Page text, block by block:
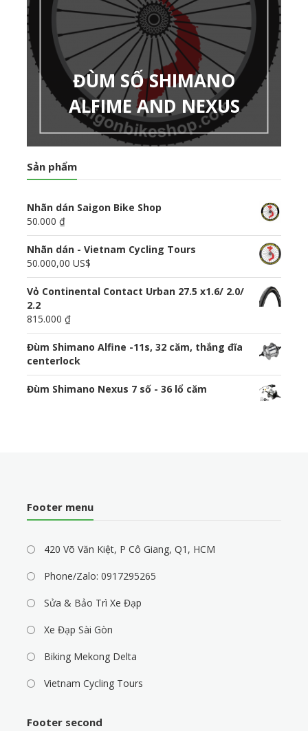
ĐÙM SỐ SHIMANO
ALFIME AND NEXUS
Sản phẩm
Nhãn dán Saigon Bike Shop
50.000 ₫
Nhãn dán - Vietnam Cycling Tours
50.000,00 US$
Vỏ Continental Contact Urban 27.5 x1.6/ 2.0/
2.2
815.000 ₫
Đùm Shimano Alfine -11s, 32 căm, thắng đĩa
centerlock
Đùm Shimano Nexus 7 số - 36 lổ căm
Footer menu
420 Võ Văn Kiệt, P Cô Giang, Q1, HCM
Phone/Zalo: 0917295265
Sửa & Bảo Trì Xe Đạp
Xe Đạp Sài Gòn
Biking Mekong Delta
Vietnam Cycling Tours
Footer second